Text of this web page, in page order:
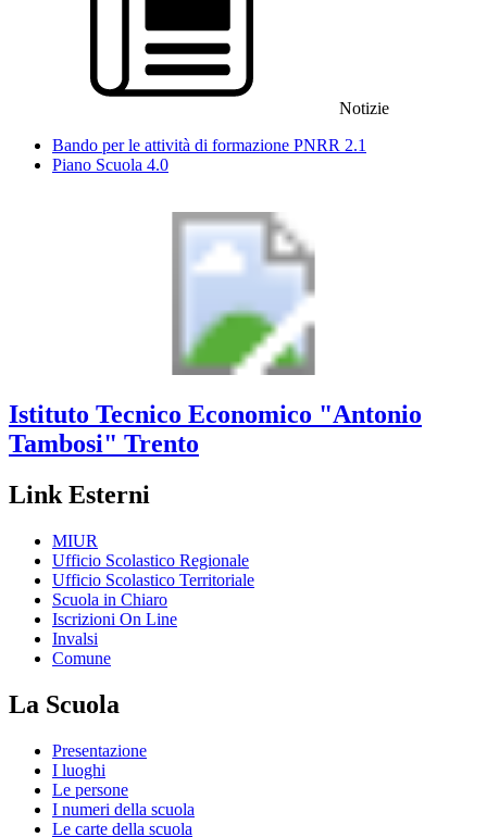
Notizie
Bando per le attività di formazione PNRR 2.1
Piano Scuola 4.0
Istituto Tecnico Economico "Antonio
Tambosi" Trento
Link Esterni
MIUR
Ufficio Scolastico Regionale
Ufficio Scolastico Territoriale
Scuola in Chiaro
Iscrizioni On Line
Invalsi
Comune
La Scuola
Presentazione
I luoghi
Le persone
I numeri della scuola
Le carte della scuola